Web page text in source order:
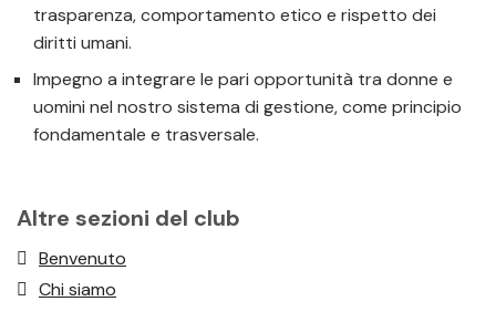
trasparenza, comportamento etico e rispetto dei
diritti umani.
Impegno a integrare le pari opportunità tra donne e
uomini nel nostro sistema di gestione, come principio
fondamentale e trasversale.
Altre sezioni del club
Benvenuto
Chi siamo